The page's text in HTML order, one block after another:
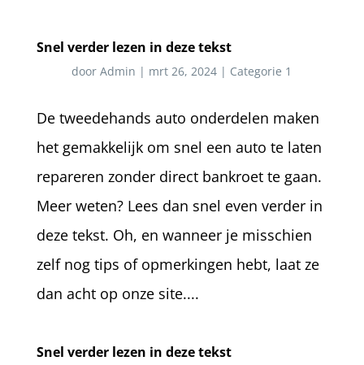
Snel verder lezen in deze tekst
doorAdmin | mrt 26, 2024 | Categorie 1
De tweedehands auto onderdelen maken
het gemakkelijk om snel een auto te laten
repareren zonder direct bankroet te gaan.
Meer weten? Lees dan snel even verder in
deze tekst. Oh, en wanneer je misschien
zelf nog tips of opmerkingen hebt, laat ze
dan acht op onze site....
Snel verder lezen in deze tekst